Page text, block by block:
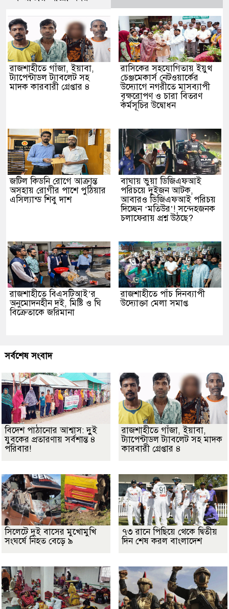
রাজশাহীতে গাঁজা, ইয়াবা,
ট্যাপেন্টাডল ট্যাবলেট সহ
মাদক কারবারী গ্রেপ্তার ৪
রাসিকের সহযোগিতায় ইয়ুথ
চেঞ্জমেকার্স নেটওয়ার্কের
উদ্যোগে নগরীতে মাসব্যাপী
বৃক্ষরোপণ ও চারা বিতরণ
কর্মসূচির উদ্বোধন
জটিল কিডনি রোগে আক্রান্ত
অসহায় রোগীর পাশে পুঠিয়ার
এসিল্যান্ড শিবু দাশ
বাঘায় ভুয়া ডিজিএফআই
পরিচয়ে দুইজন আটক,
আবারও ডিজিএফআই পরিচয়
দিচ্ছেন ‘মতিউর’! সন্দেহজনক
চলাফেরায় প্রশ্ন উঠছে?
রাজশাহীতে বিএসটিআই’র
অনুমোদনহীন দই, মিষ্টি ও ঘি
বিক্রেতাকে জরিমানা
রাজশাহীতে পাঁচ দিনব্যাপী
উদ্যোক্তা মেলা সমাপ্ত
সর্বশেষ সংবাদ
বিদেশ পাঠানোর আশ্বাস: দুুই
যুবকের প্রতারণায় সর্বশান্ত ৪
পরিবার!
রাজশাহীতে গাঁজা, ইয়াবা,
ট্যাপেন্টাডল ট্যাবলেট সহ মাদক
কারবারী গ্রেপ্তার ৪
সিলেটে দুই বাসের মুখোমুখি
সংঘর্ষে নিহত বেড়ে ৯
৭৩ রানে পিছিয়ে থেকে দ্বিতীয়
দিন শেষ করল বাংলাদেশ